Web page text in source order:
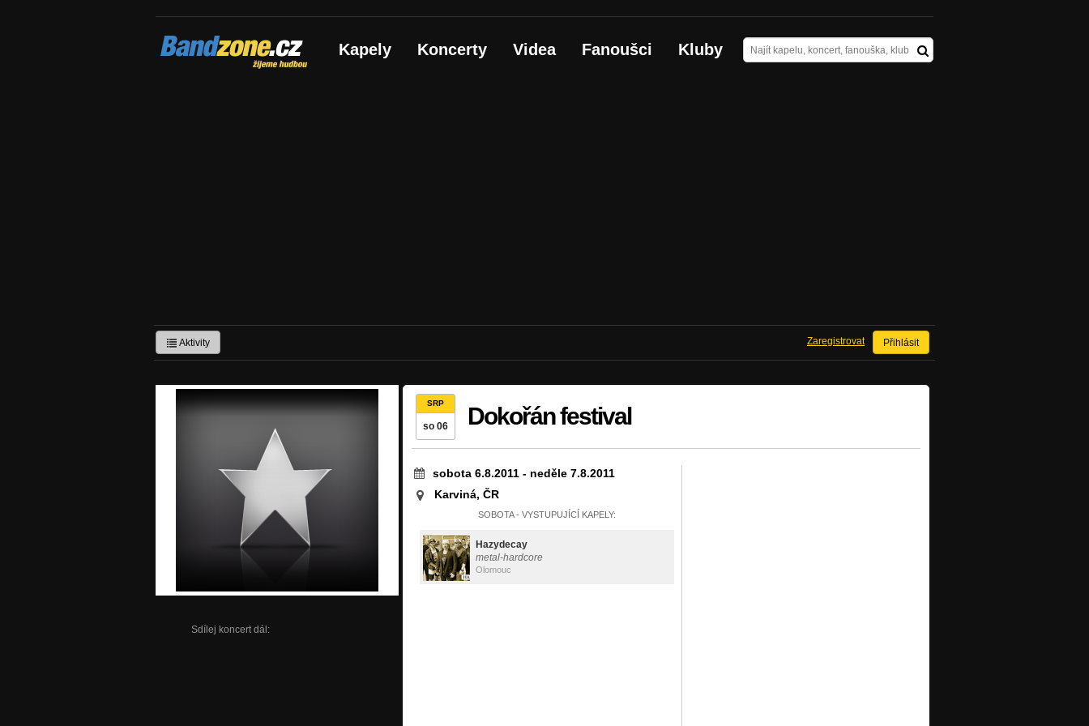
Bandzone.cz
žijeme hudbou Kapely Koncerty Videa Fanoušci Kluby
Aktivity Přihlásit
Zaregistrovat
Sdílej koncert dál:
SRP
so 06 Dokořán festival
sobota 6.8.2011 - neděle 7.8.2011
Karviná, ČR
SOBOTA - VYSTUPUJÍCÍ KAPELY:
Hazydecay
metal-hardcore
Olomouc